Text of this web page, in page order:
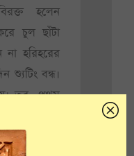
হলেন
চুল ছাঁটা
হরিহরের
শ্যুটিং বন্ধ।
তবু, প্রথম
আর